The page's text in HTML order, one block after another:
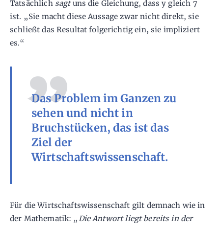
Tatsächlich sagtuns die Gleichung, dass y gleich 7
ist. „Sie macht diese Aussage zwar nicht direkt, sie
schließt das Resultat folgerichtig ein, sie impliziert
es.“
Das Problem im Ganzen zu
sehen und nicht in
Bruchstücken, das ist das
Ziel der
Wirtschaftswissenschaft.
Für die Wirtschaftswissenschaft gilt demnach wie in
der Mathematik: „Die Antwort liegt bereits in der